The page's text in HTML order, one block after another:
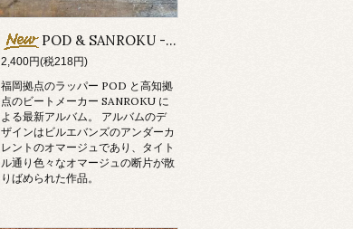
POD & SANROKU - Hommage (Cassette Tape + DL)
2,400円(税218円)
福岡拠点のラッパー POD と高知拠
点のビートメーカー SANROKU に
よる最新アルバム。 アルバムのデ
ザインはビルエバンズのアンダーカ
レントのオマージュであり、タイト
ル通り色々なオマージュの断片が散
りばめられた作品。